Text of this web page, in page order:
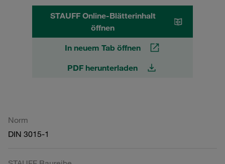
STAUFF Online-Blätterinhalt
öffnen
In neuem Tab öffnen
PDF herunterladen
Norm
DIN 3015-1